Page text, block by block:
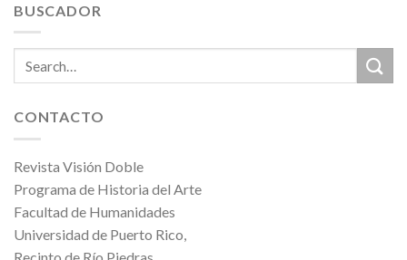
BUSCADOR
CONTACTO
Revista Visión Doble
Programa de Historia del Arte
Facultad de Humanidades
Universidad de Puerto Rico,
Recinto de Río Piedras